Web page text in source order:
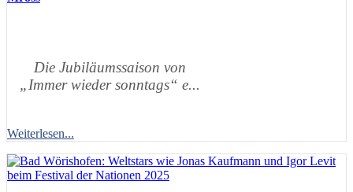
Die Jubiläumssaison von
„Immer wieder sonntags“ e...
Weiterlesen...